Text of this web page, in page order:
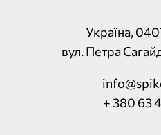
Україна,
вул. Петра
+ 380 63